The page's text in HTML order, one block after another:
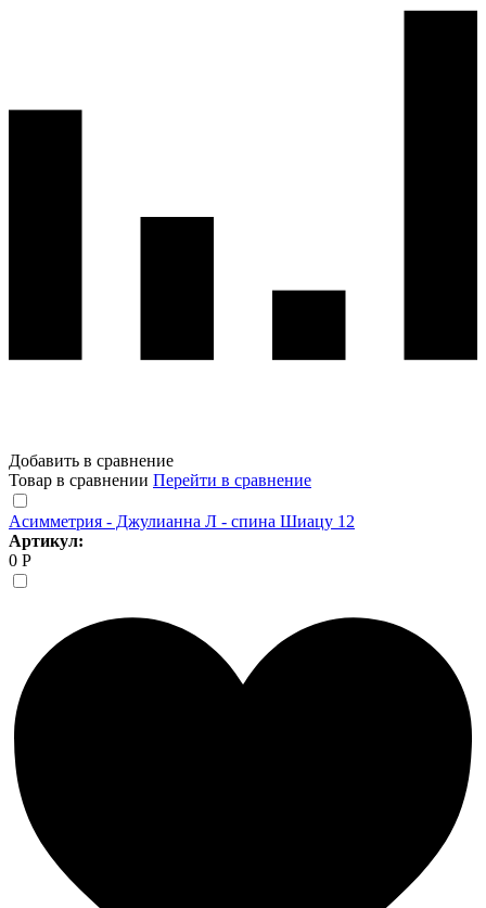
Добавить в сравнение
Товар в сравнении Перейти в сравнение
Асимметрия - Джулианна Л - спина Шиацу 12
Артикул:
0 Р